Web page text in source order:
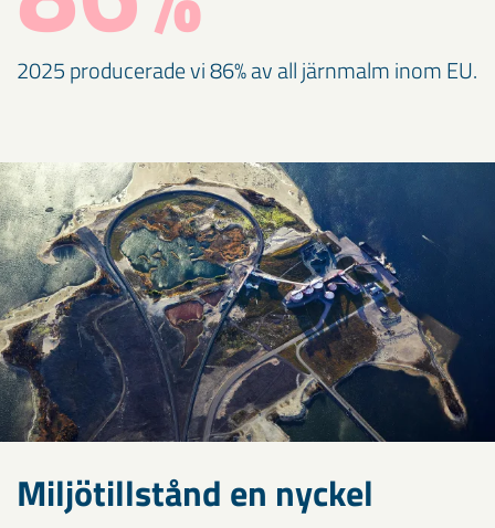
2025 producerade vi 86% av all järnmalm inom EU.
Miljötillstånd en nyckel